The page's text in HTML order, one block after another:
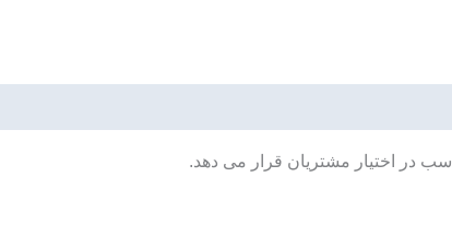
در اختیار مشتریان قرار می دهد.